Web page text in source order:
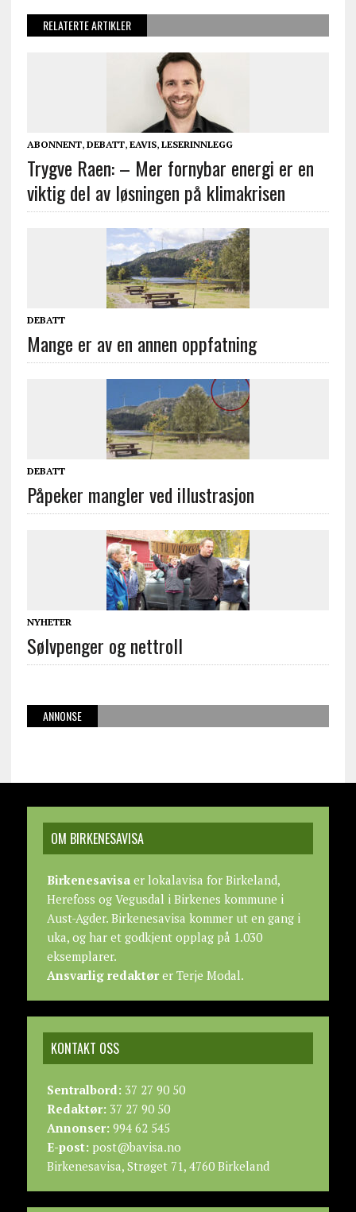
RELATERTE ARTIKLER
ABONNENT, DEBATT, EAVIS, LESERINNLEGG
Trygve Raen: – Mer fornybar energi er en
viktig del av løsningen på klimakrisen
DEBATT
Mange er av en annen oppfatning
DEBATT
Påpeker mangler ved illustrasjon
NYHETER
Sølvpenger og nettroll
ANNONSE
OM BIRKENESAVISA
Birkenesavisaer lokalavisa for Birkeland,
Herefoss og Vegusdal i Birkenes kommune i
Aust-Agder. Birkenesavisa kommer ut en gang i
uka, og har et godkjent opplag på 1.030
eksemplarer.
Ansvarlig redaktører Terje Modal.
KONTAKT OSS
Sentralbord:37 27 90 50
Redaktør:37 27 90 50
Annonser:994 62 545
E-post:post@bavisa.no
Birkenesavisa, Strøget 71, 4760 Birkeland